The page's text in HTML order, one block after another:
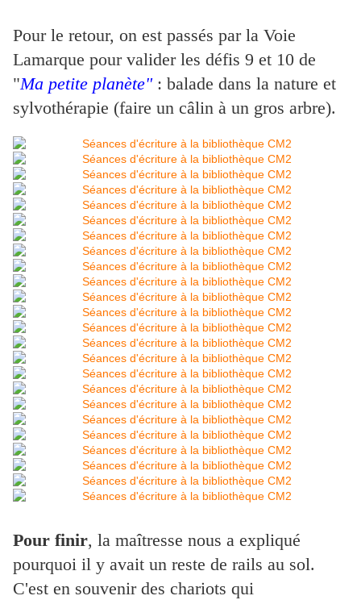
Pour le retour, on est passés par la Voie
Lamarque pour valider les défis 9 et 10 de
"Ma petite planète": balade dans la nature et
sylvothérapie (faire un câlin à un gros arbre).
Pour finir, la maîtresse nous a expliqué
pourquoi il y avait un reste de rails au sol.
C'est en souvenir des chariots qui